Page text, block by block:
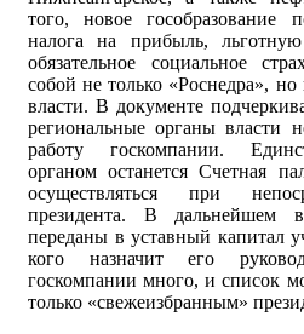
того, новое гособразование
налога на прибыль,
обязательное социальное
собой не только «Роснедра»,
власти. В документе
региональные органы власти
работу госкомпании.
органом останется Счетная
осуществляться при
президента. В дальнейшем
переданы в уставный капитал
кого назначит его
госкомпании много, и список
только «свежеизбранным»